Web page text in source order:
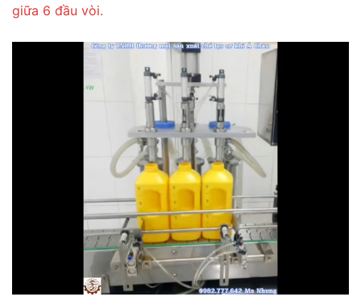
giữa 6 đầu vòi.